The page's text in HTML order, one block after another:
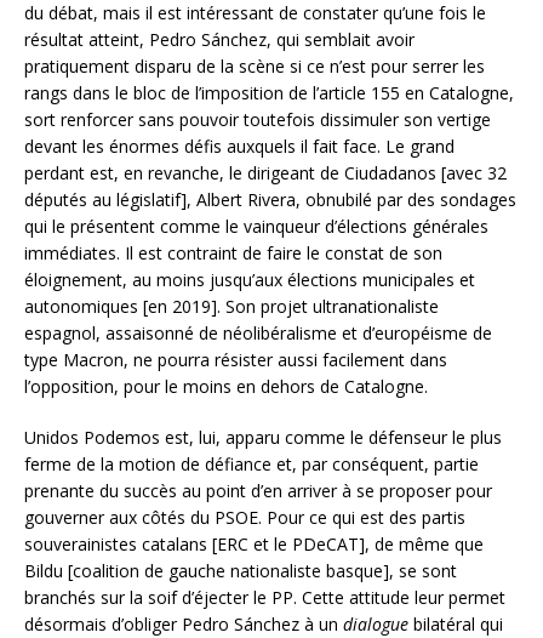
du débat, mais il est intéressant de constater qu’une fois le
résultat atteint, Pedro Sánchez, qui semblait avoir
pratiquement disparu de la scène si ce n’est pour serrer les
rangs dans le bloc de l’imposition de l’article 155 en Catalogne,
sort renforcer sans pouvoir toutefois dissimuler son vertige
devant les énormes défis auxquels il fait face. Le grand
perdant est, en revanche, le dirigeant de Ciudadanos [avec 32
députés au législatif], Albert Rivera, obnubilé par des sondages
qui le présentent comme le vainqueur d’élections générales
immédiates. Il est contraint de faire le constat de son
éloignement, au moins jusqu’aux élections municipales et
autonomiques [en 2019]. Son projet ultranationaliste
espagnol, assaisonné de néolibéralisme et d’européisme de
type Macron, ne pourra résister aussi facilement dans
l’opposition, pour le moins en dehors de Catalogne.
Unidos Podemos est, lui, apparu comme le défenseur le plus
ferme de la motion de défiance et, par conséquent, partie
prenante du succès au point d’en arriver à se proposer pour
gouverner aux côtés du PSOE. Pour ce qui est des partis
souverainistes catalans [ERC et le PDeCAT], de même que
Bildu [coalition de gauche nationaliste basque], se sont
branchés sur la soif d’éjecter le PP. Cette attitude leur permet
désormais d’obliger Pedro Sánchez à un dialogue bilatéral qui